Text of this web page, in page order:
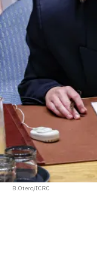
B.Otero/ICRC